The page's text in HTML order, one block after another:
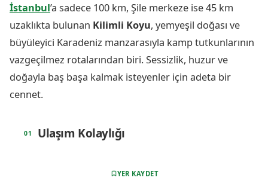
İstanbul’a sadece 100 km, Şile merkeze ise 45 km
uzaklıkta bulunan Kilimli Koyu, yemyeşil doğası ve
büyüleyici Karadeniz manzarasıyla kamp tutkunlarının
vazgeçilmez rotalarından biri. Sessizlik, huzur ve
doğayla baş başa kalmak isteyenler için adeta bir
cennet.
Ulaşım Kolaylığı
YER KAYDET